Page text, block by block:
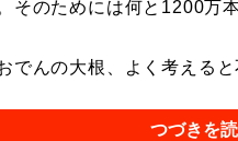
そのためには何と1200万
んの大根、よく考える
つづきを